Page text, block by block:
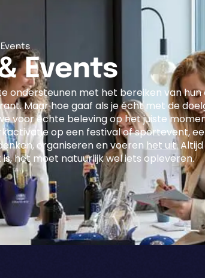
Events
ondersteunen met het bereiken van
Maar hoe gaaf als je écht met de
voor échte beleving op het juiste
op een festival of sportevent,
organiseren en voeren het uit.
het moet natuurlijk wel iets opleveren.